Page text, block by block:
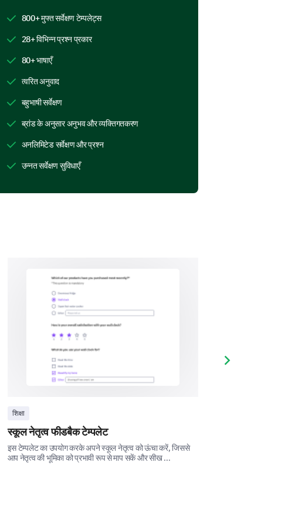
Uncertain
your relationship with your
800+ मुफ्त सर्वेक्षण टेम्पलेट्स
28+ विभिन्न प्रश्न प्रकार
80+ भाषाएँ
त्वरित अनुवाद
बहुभाषी सर्वेक्षण
ब्रांड के अनुसार अनुभव और व्यक्तिगतकरण
अनलिमिटेड सर्वेक्षण और प्रश्न
उन्नत सर्वेक्षण सुविधाएँ
शिक्षा
स्कूल नेतृत्व फीडबैक टेम्पलेट
इस टेम्पलेट का उपयोग करके अपने स्कूल नेतृत्व को ऊंचा करें, जिससे
आप नेतृत्व की भूमिका को प्रभावी रूप से माप सकें और सीख ...
Next slide